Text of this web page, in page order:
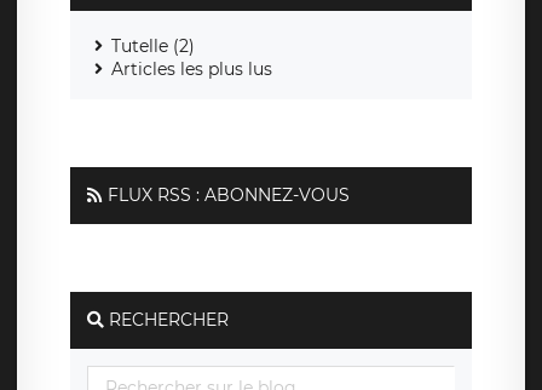
Tutelle (2)
Articles les plus lus
FLUX RSS : ABONNEZ-VOUS
RECHERCHER